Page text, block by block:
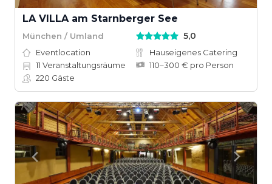
LA VILLA am Starnberger See
München / Umland 5,0
Eventlocation
Hauseigenes Catering
11 Veranstaltungsräume
110–300 € pro Person
220 Gäste